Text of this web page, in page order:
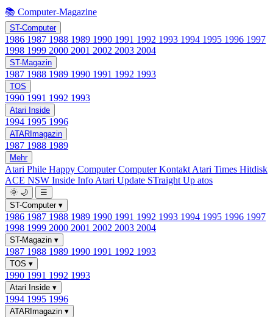
📚 Computer-Magazine
ST-Computer
1986 1987 1988 1989 1990 1991 1992 1993 1994 1995 1996 1997
1998 1999 2000 2001 2002 2003 2004
ST-Magazin
1987 1988 1989 1990 1991 1992 1993
TOS
1990 1991 1992 1993
Atari Inside
1994 1995 1996
ATARImagazin
1987 1988 1989
Mehr
Atari Phile Happy ComputerComputer Kontakt Atari Times Hitdisk
ACE NSW Inside Info Atari Update STraight Up atos
🌞 🌙
☰
ST-Computer ▾
1986 1987 1988 1989 1990 1991 1992 1993 1994 1995 1996 1997
1998 1999 2000 2001 2002 2003 2004
ST-Magazin ▾
1987 1988 1989 1990 1991 1992 1993
TOS ▾
1990 1991 1992 1993
Atari Inside ▾
1994 1995 1996
ATARImagazin ▾